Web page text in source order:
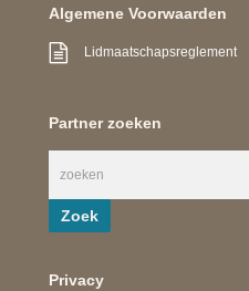
Algemene Voorwaarden
Lidmaatschapsreglement
Partner zoeken
Privacy